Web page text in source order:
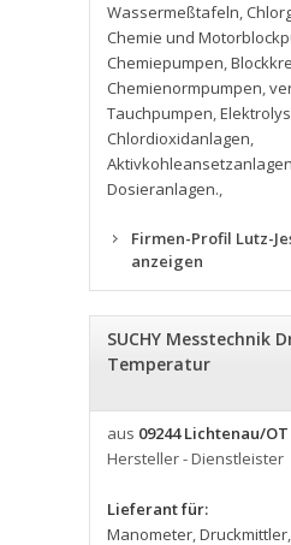
Wassermeßtafeln,
Chemie und
Chemiepumpen,
Chemienormpumpen,
Tauchpumpen,
Chlordioxidanlagen,
Dosieranlagen.,
Firmen-Profil Lutz-
anzeigen
SUCHY Messtechnik
Temperatur
aus 09244 Lichtenau/
Hersteller - Dienstleister
Lieferant für:
Manometer,Druckmittler,